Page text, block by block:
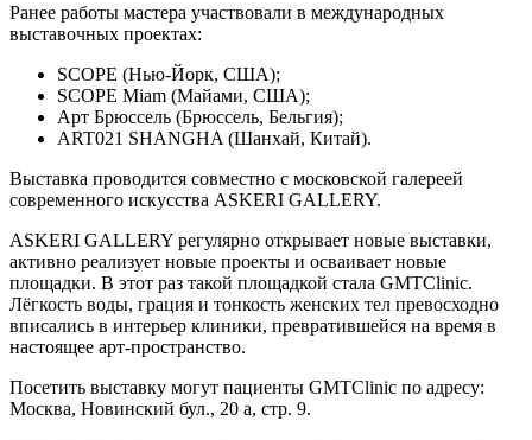
Ранее работы мастера участвовали в международных
выставочных проектах:
SCOPE (Нью-Йорк, США);
SCOPE Miam (Майами, США);
Арт Брюссель (Брюссель, Бельгия);
ART021 SHANGHA (Шанхай, Китай).
Выставка проводится совместно с московской галереей
современного искусства ASKERI GALLERY.
ASKERI GALLERY регулярно открывает новые выставки,
активно реализует новые проекты и осваивает новые
площадки. В этот раз такой площадкой стала GMTClinic.
Лёгкость воды, грация и тонкость женских тел превосходно
вписались в интерьер клиники, превратившейся на время в
настоящее арт-пространство.
Посетить выставку могут пациенты GMTСliniс по адресу:
Москва, Новинский бул., 20 а, стр. 9.